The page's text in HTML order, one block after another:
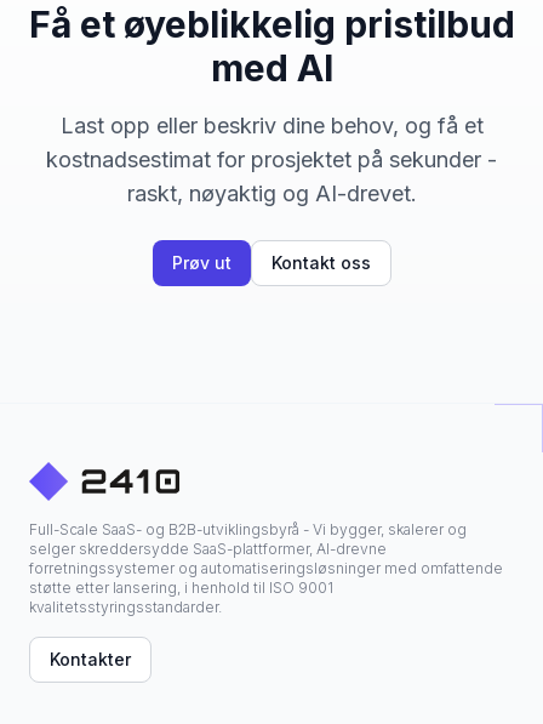
Få et øyeblikkelig pristilbud
med AI
Last opp eller beskriv dine behov, og få et
kostnadsestimat for prosjektet på sekunder -
raskt, nøyaktig og AI-drevet.
Prøv ut Kontakt oss
Full-Scale SaaS- og B2B-utviklingsbyrå - Vi bygger, skalerer og
selger skreddersydde SaaS-plattformer, AI-drevne
forretningssystemer og automatiseringsløsninger med omfattende
støtte etter lansering, i henhold til ISO 9001
kvalitetsstyringsstandarder.
Kontakter